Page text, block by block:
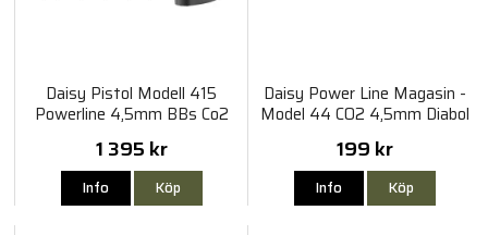
Daisy Pistol Modell 415
Powerline 4,5mm BBs Co2
1 395 kr
Info Köp
Daisy Power Line Magasin -
Model 44 CO2 4,5mm Diabol
- 3st
199 kr
Info Köp